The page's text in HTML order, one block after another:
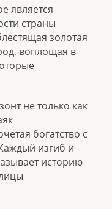
является
страны
золотая
воплощая в
не только как
богатство с
изгиб и
историю